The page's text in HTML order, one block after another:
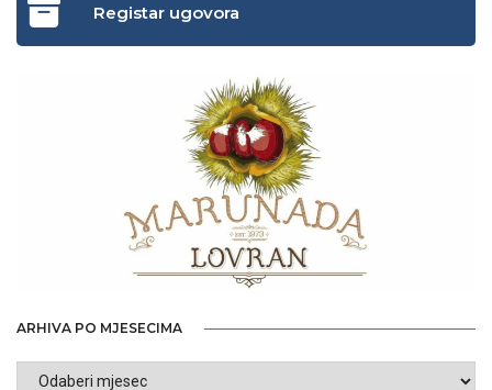
Registar ugovora
ARHIVA PO MJESECIMA
ARHIVA